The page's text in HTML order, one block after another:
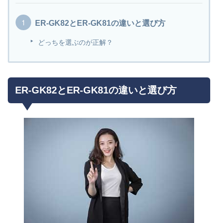
ER-GK82とER-GK81の違いと選び方
どっちを選ぶのが正解？
ER-GK82とER-GK81の違いと選び方